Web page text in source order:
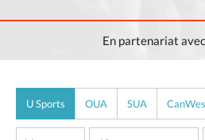
En partenariat avec
U Sports OUA SUA